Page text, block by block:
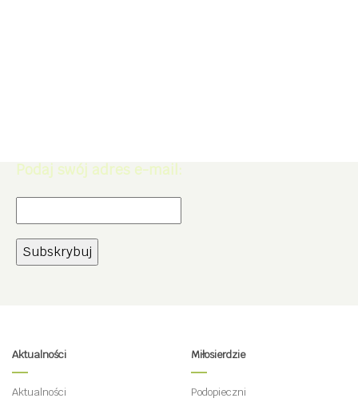
Podaj swój adres e-mail:
Aktualności
Aktualności
Miłosierdzie
Podopieczni